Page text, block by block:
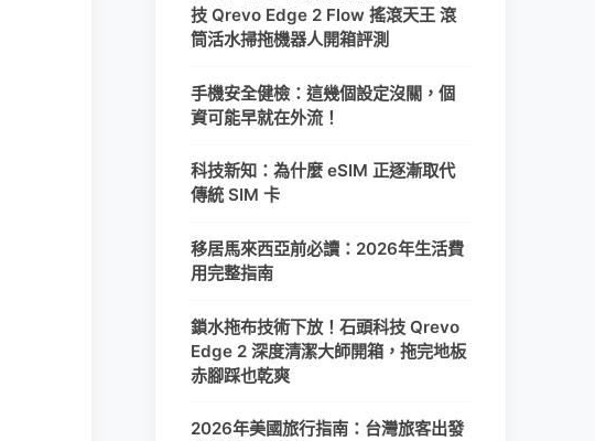
技 Qrevo Edge 2 Flow 搖滾天王 滾
筒活水掃拖機器人開箱評測
手機安全健檢：這幾個設定沒關，個
資可能早就在外流！
科技新知：為什麼 eSIM 正逐漸取代
傳統 SIM 卡
移居馬來西亞前必讀：2026年生活費
用完整指南
鎖水拖布技術下放！石頭科技 Qrevo
Edge 2 深度清潔大師開箱，拖完地板
赤腳踩也乾爽
2026年美國旅行指南：台灣旅客出發